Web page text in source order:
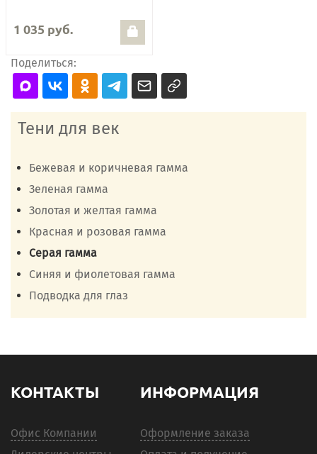
1 035 руб.
Поделиться:
Тени для век
Бежевая и коричневая гамма
Зеленая гамма
Золотая и желтая гамма
Красная и розовая гамма
Серая гамма
Синяя и фиолетовая гамма
Подводка для глаз
КОНТАКТЫ
Офис Компании
ИНФОРМАЦИЯ
Оформление заказа